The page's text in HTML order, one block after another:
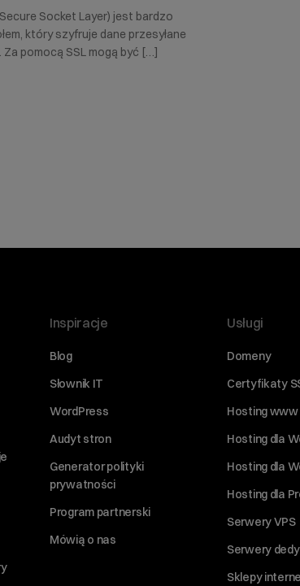
Socket Layer) jest bardzo
który szyfruje dane przesyłane
pomocą SSL mogą być […]
Inspiracje
Blog
Słownik IT
WordPress
Audyt stron
Generator polityki
prywatności
Program partnerski
Mówią o nas
Usługi
Domeny
Certyfikaty
Hosting www
Hosting dla
Hosting dla
Hosting dla
Serwery VPS
Serwery
Sklepy